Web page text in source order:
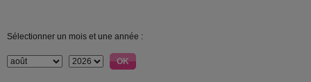
Sélectionner un mois et une année :